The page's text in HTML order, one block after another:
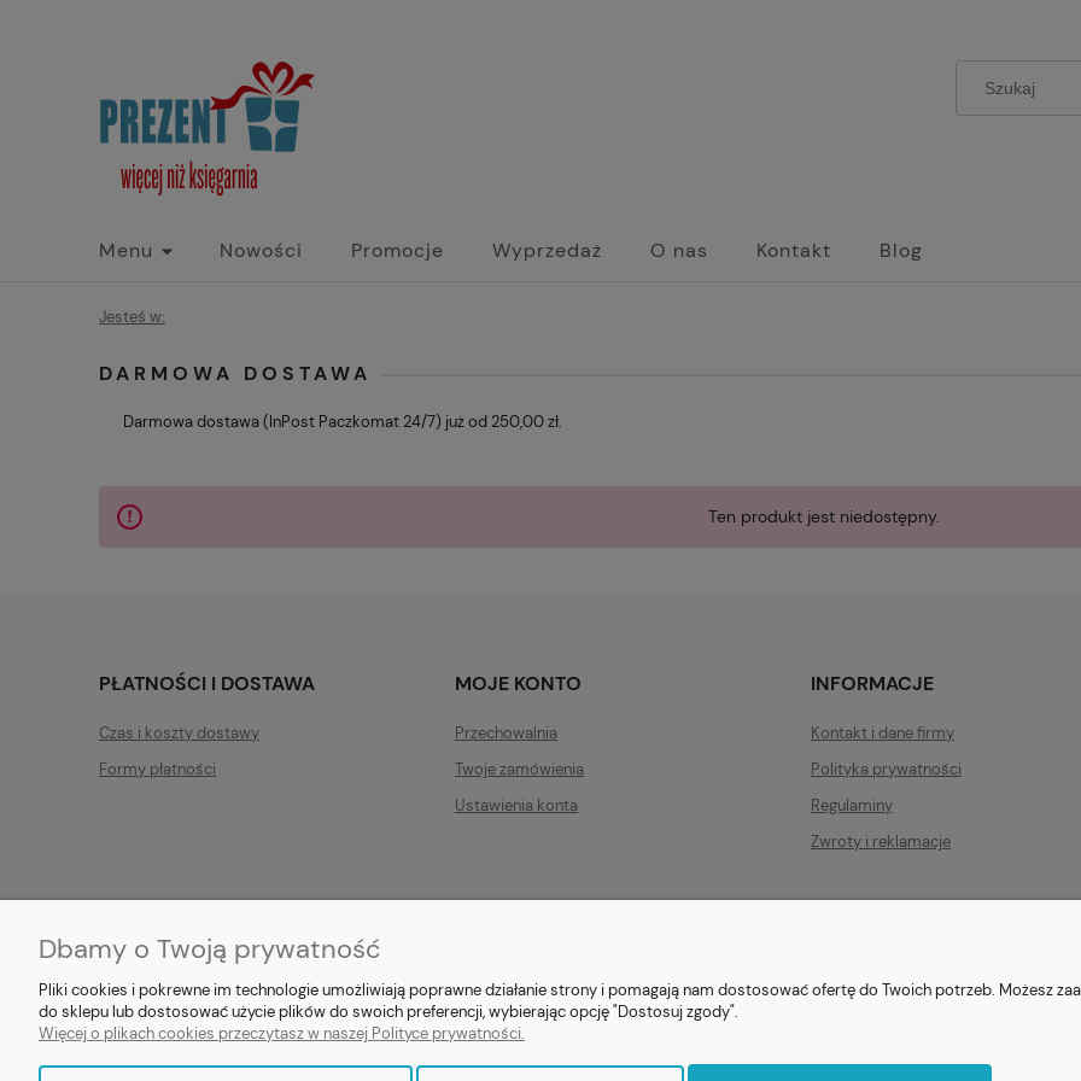
Menu Nowości Promocje Wyprzedaż O nas Kontakt Blog
Jesteś w:
DARMOWA DOSTAWA
Darmowa dostawa (InPost Paczkomat 24/7) już od 250,00 zł.
Ten produkt jest niedostępny.
PŁATNOŚCI I DOSTAWA
Czas i koszty dostawy
Formy płatności
MOJE KONTO
Przechowalnia
Twoje zamówienia
Ustawienia konta
INFORMACJE
Kontakt i dane firmy
Polityka prywatności
Regulaminy
Zwroty i reklamacje
E-prezent.org
Dbamy o Twoją prywatność
Pliki cookies i pokrewne im technologie umożliwiają poprawne działanie strony i pomagają nam dostosować ofertę do Twoich potrzeb. Możesz
do sklepu lub dostosować użycie plików do swoich preferencji, wybierając opcję "Dostosuj zgody".
Więcej o plikach cookies przeczytasz w naszej Polityce prywatności.